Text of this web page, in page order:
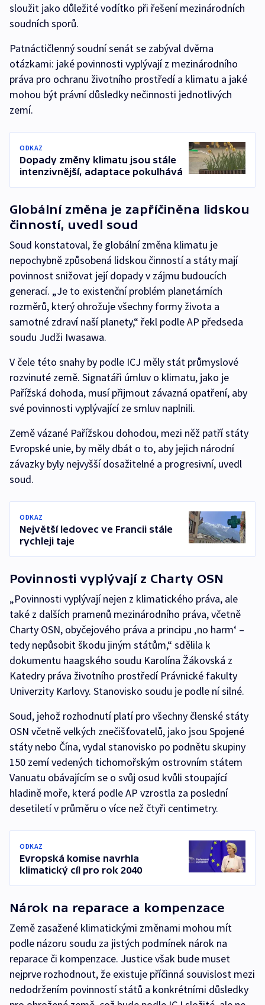
sloužit jako důležité vodítko při řešení mezinárodních
soudních sporů.
Patnáctičlenný soudní senát se zabýval dvěma
otázkami: jaké povinnosti vyplývají z mezinárodního
práva pro ochranu životního prostředí a klimatu a jaké
mohou být právní důsledky nečinnosti jednotlivých
zemí.
ODKAZ
Dopady změny klimatu jsou stále
intenzivnější, adaptace pokulhává
Globální změna je zapříčiněna lidskou
činností, uvedl soud
Soud konstatoval, že globální změna klimatu je
nepochybně způsobená lidskou činností a státy mají
povinnost snižovat její dopady v zájmu budoucích
generací. „Je to existenční problém planetárních
rozměrů, který ohrožuje všechny formy života a
samotné zdraví naší planety,“ řekl podle AP předseda
soudu Judži Iwasawa.
V čele této snahy by podle ICJ měly stát průmyslové
rozvinuté země. Signatáři úmluv o klimatu, jako je
Pařížská dohoda, musí přijmout závazná opatření, aby
své povinnosti vyplývající ze smluv naplnili.
Země vázané Pařížskou dohodou, mezi něž patří státy
Evropské unie, by měly dbát o to, aby jejich národní
závazky byly nejvyšší dosažitelné a progresivní, uvedl
soud.
ODKAZ
Největší ledovec ve Francii stále
rychleji taje
Povinnosti vyplývají z Charty OSN
„Povinnosti vyplývají nejen z klimatického práva, ale
také z dalších pramenů mezinárodního práva, včetně
Charty OSN, obyčejového práva a principu ‚no harm‘ –
tedy nepůsobit škodu jiným státům,“ sdělila k
dokumentu haagského soudu Karolína Žákovská z
Katedry práva životního prostředí Právnické fakulty
Univerzity Karlovy. Stanovisko soudu je podle ní silné.
Soud, jehož rozhodnutí platí pro všechny členské státy
OSN včetně velkých znečišťovatelů, jako jsou Spojené
státy nebo Čína, vydal stanovisko po podnětu skupiny
150 zemí vedených tichomořským ostrovním státem
Vanuatu obávajícím se o svůj osud kvůli stoupající
hladině moře, která podle AP vzrostla za poslední
desetiletí v průměru o více než čtyři centimetry.
ODKAZ
Evropská komise navrhla
klimatický cíl pro rok 2040
Nárok na reparace a kompenzace
Země zasažené klimatickými změnami mohou mít
podle názoru soudu za jistých podmínek nárok na
reparace či kompenzace. Justice však bude muset
nejprve rozhodnout, že existuje příčinná souvislost mezi
nedodržením povinností států a konkrétními důsledky